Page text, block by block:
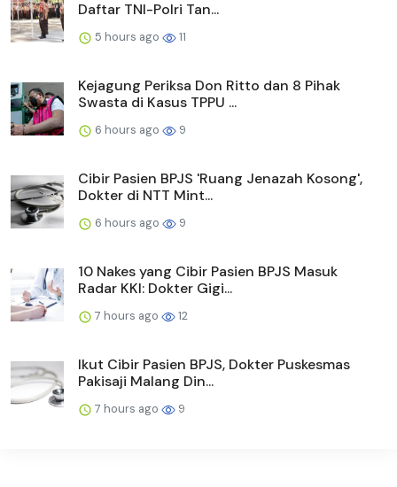
Daftar TNI-Polri Tan...
5 hours ago 11
Kejagung Periksa Don Ritto dan 8 Pihak
Swasta di Kasus TPPU ...
6 hours ago 9
Cibir Pasien BPJS 'Ruang Jenazah Kosong',
Dokter di NTT Mint...
6 hours ago 9
10 Nakes yang Cibir Pasien BPJS Masuk
Radar KKI: Dokter Gigi...
7 hours ago 12
Ikut Cibir Pasien BPJS, Dokter Puskesmas
Pakisaji Malang Din...
7 hours ago 9